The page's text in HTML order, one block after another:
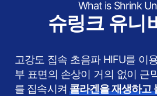
What is Shrink
슈링크 유니
고강도 집속 초음파 HIFU를 이
부 표면의 손상이 거의 없이 근
를 집속시켜콜라겐을 재생하고